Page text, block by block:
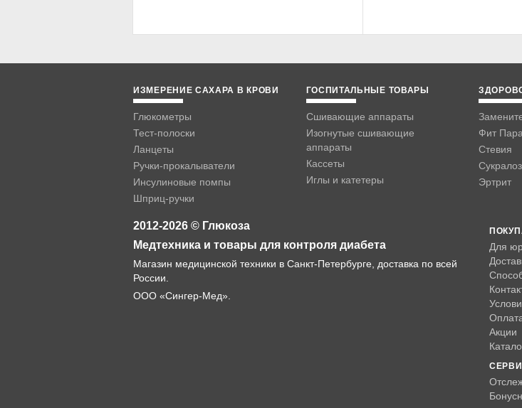
ИЗМЕРЕНИЕ САХАРА В КРОВИ
Глюкометры
Тест-полоски
Ланцеты
Ручки-прокалыватели
Инсулиновые помпы
Шприц-ручки
ГОСПИТАЛЬНЫЕ ТОВАРЫ
Сшивающие аппараты
Изогнутые сшивающие
аппараты
Кассеты
Иглы и катетеры
Фит
Стевия
Эртрит
2012-2026 © Глюкоза
Медтехника и товары для контроля диабета
Магазин медицинской техники в Санкт-Петербурге, доставка по всей
России.
ООО «Сингер-Мед».
Для
Акции